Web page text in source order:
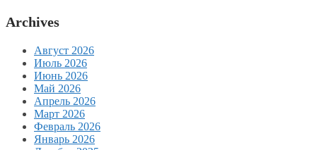
Archives
Август 2026
Июль 2026
Июнь 2026
Май 2026
Апрель 2026
Март 2026
Февраль 2026
Январь 2026